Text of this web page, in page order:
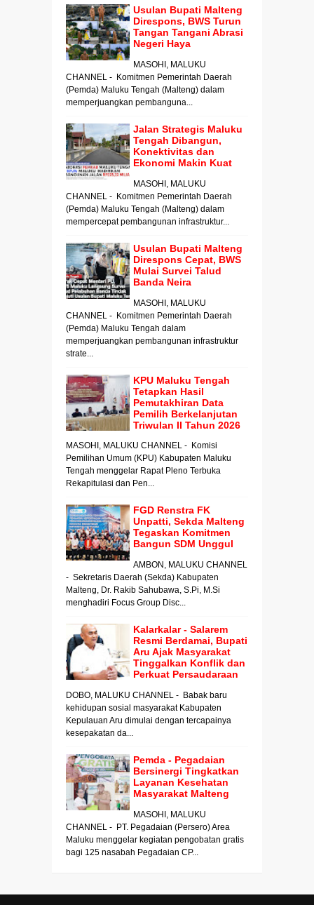
Usulan Bupati Malteng
Direspons, BWS Turun
Tangan Tangani Abrasi
Negeri Haya
MASOHI, MALUKU
CHANNEL - Komitmen Pemerintah Daerah
(Pemda) Maluku Tengah (Malteng) dalam
memperjuangkan pembanguna...
Jalan Strategis Maluku
Tengah Dibangun,
Konektivitas dan
Ekonomi Makin Kuat
MASOHI, MALUKU
CHANNEL - Komitmen Pemerintah Daerah
(Pemda) Maluku Tengah (Malteng) dalam
mempercepat pembangunan infrastruktur...
Usulan Bupati Malteng
Direspons Cepat, BWS
Mulai Survei Talud
Banda Neira
MASOHI, MALUKU
CHANNEL - Komitmen Pemerintah Daerah
(Pemda) Maluku Tengah dalam
memperjuangkan pembangunan infrastruktur
strate...
KPU Maluku Tengah
Tetapkan Hasil
Pemutakhiran Data
Pemilih Berkelanjutan
Triwulan II Tahun 2026
MASOHI, MALUKU CHANNEL - Komisi
Pemilihan Umum (KPU) Kabupaten Maluku
Tengah menggelar Rapat Pleno Terbuka
Rekapitulasi dan Pen...
FGD Renstra FK
Unpatti, Sekda Malteng
Tegaskan Komitmen
Bangun SDM Unggul
AMBON, MALUKU CHANNEL
- Sekretaris Daerah (Sekda) Kabupaten
Malteng, Dr. Rakib Sahubawa, S.Pi, M.Si
menghadiri Focus Group Disc...
Kalarkalar - Salarem
Resmi Berdamai, Bupati
Aru Ajak Masyarakat
Tinggalkan Konflik dan
Perkuat Persaudaraan
DOBO, MALUKU CHANNEL - Babak baru
kehidupan sosial masyarakat Kabupaten
Kepulauan Aru dimulai dengan tercapainya
kesepakatan da...
Pemda - Pegadaian
Bersinergi Tingkatkan
Layanan Kesehatan
Masyarakat Malteng
MASOHI, MALUKU
CHANNEL - PT. Pegadaian (Persero) Area
Maluku menggelar kegiatan pengobatan gratis
bagi 125 nasabah Pegadaian CP...